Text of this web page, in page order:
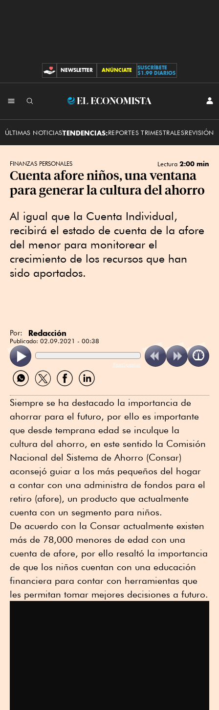
CONTRIBUCIONES
NEWSLETTER ANÚNCIATE
SUSCRÍBETE
$1.99 DIARIOS
El
ÚLTIMAS NOTICIASTENDENCIAS:REPORTES TRIMESTRALESREVISIÓN
FINANZAS PERSONALES Lectura 2:00 min
Cuenta afore niños, una ventana
para generar la cultura del ahorro
Al igual que la Cuenta Individual,
recibirá el estado de cuenta de la afore
del menor para monitorear el
crecimiento de los recursos que han
sido aportados.
Por: Redacción
Publicado: 02.09.2021 - 00:38
ReadSpeaker
Compartir
por
Compartir
por
Compartir
por
Compartir
por
Siempre se ha destacado la importancia de
ahorrar para el futuro, por ello es importante
que desde temprana edad se inculque la
cultura del ahorro, en este sentido la Comisión
Nacional del Sistema de Ahorro (Consar)
aconsejó guiar a los más pequeños del hogar
a contar con una administra de fondos para el
retiro (afore), un producto que actualmente
cuenta con un segmento para niños.
De acuerdo con la Consar actualmente existen
más de 78,000 menores de edad con una
cuenta de afore, por ello resaltó la importancia
de que los niños cuentan con una educación
financiera para contar con herramientas que
les permitan tomar mejores decisiones a futuro.